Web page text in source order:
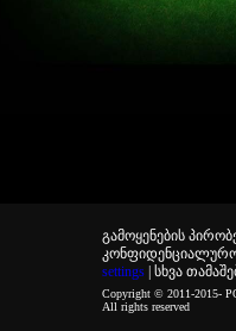
გამოყენების
settings
| სხვა
Copyright © 2011-2015-
All rights reserved